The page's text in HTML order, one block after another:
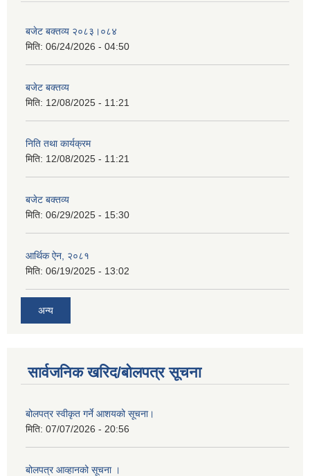
बजेट बक्तव्य २०८३।०८४
मिति: 06/24/2026 - 04:50
बजेट बक्तव्य
मिति: 12/08/2025 - 11:21
निति तथा कार्यक्रम
मिति: 12/08/2025 - 11:21
बजेट बक्तव्य
मिति: 06/29/2025 - 15:30
आर्थिक ऐन, २०८१
मिति: 06/19/2025 - 13:02
अन्य
सार्वजनिक खरिद/बोलपत्र सूचना
बोलपत्र स्वीकृत गर्ने आशयको सूचना।
मिति: 07/07/2026 - 20:56
बोलपत्र आव्हानको सूचना ।